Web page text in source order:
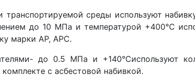
среды используют
до 10 МПа и температурой +400°С
марки АР, АРС.
до 0.5 МПа и +140°Сиспользуют
с асбестовой набивкой.